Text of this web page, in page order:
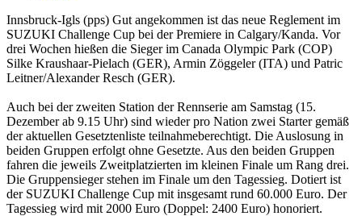
Innsbruck-Igls (pps) Gut angekommen ist das neue Reglement im
SUZUKI Challenge Cup bei der Premiere in Calgary/Kanda. Vor
drei Wochen hießen die Sieger im Canada Olympic Park (COP)
Silke Kraushaar-Pielach (GER), Armin Zöggeler (ITA) und Patric
Leitner/Alexander Resch (GER).
Auch bei der zweiten Station der Rennserie am Samstag (15.
Dezember ab 9.15 Uhr) sind wieder pro Nation zwei Starter gemäß
der aktuellen Gesetztenliste teilnahmeberechtigt. Die Auslosung in
beiden Gruppen erfolgt ohne Gesetzte. Aus den beiden Gruppen
fahren die jeweils Zweitplatzierten im kleinen Finale um Rang drei.
Die Gruppensieger stehen im Finale um den Tagessieg. Dotiert ist
der SUZUKI Challenge Cup mit insgesamt rund 60.000 Euro. Der
Tagessieg wird mit 2000 Euro (Doppel: 2400 Euro) honoriert.